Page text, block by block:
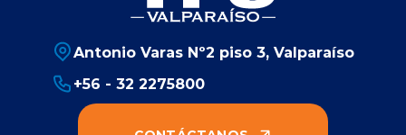
Antonio Varas Nº2 piso 3, Valparaíso
+56 - 32 2275800